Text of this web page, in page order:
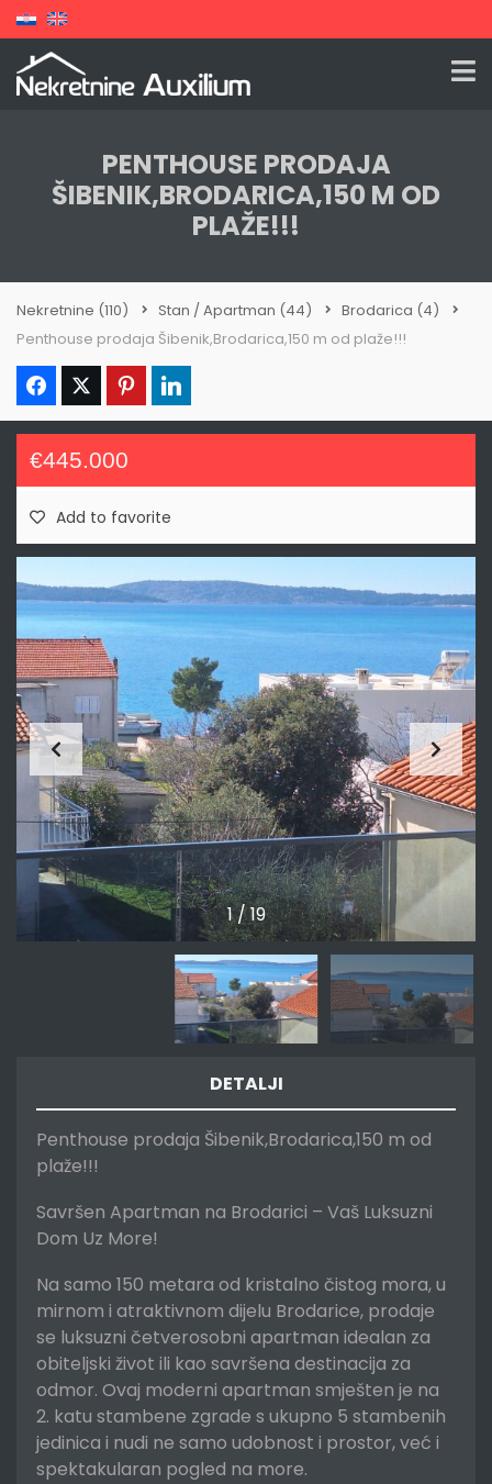
PENTHOUSE PRODAJA
ŠIBENIK,BRODARICA,150 M OD
PLAŽE!!!
Nekretnine (110) Stan / Apartman (44) Brodarica (4)
Penthouse prodaja Šibenik,Brodarica,150 m od plaže!!!
€445.000
Add to favorite
1/19
DETALJI
Penthouse prodaja Šibenik,Brodarica,150 m od
plaže!!!
Savršen Apartman na Brodarici – Vaš Luksuzni
Dom Uz More!
Na samo 150 metara od kristalno čistog mora, u
mirnom i atraktivnom dijelu Brodarice, prodaje
se luksuzni četverosobni apartman idealan za
obiteljski život ili kao savršena destinacija za
odmor. Ovaj moderni apartman smješten je na
2. katu stambene zgrade s ukupno 5 stambenih
jedinica i nudi ne samo udobnost i prostor, već i
spektakularan pogled na more.